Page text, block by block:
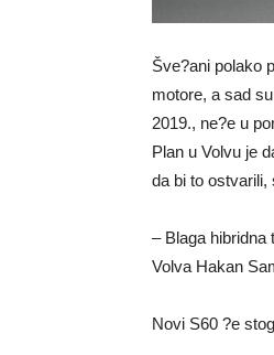
Šve?ani polako
motore, a sad
2019., ne?e u
Plan u Volvu je
da bi to ostvarili,
– Blaga hibridna
Volva Hakan
Novi S60 ?e